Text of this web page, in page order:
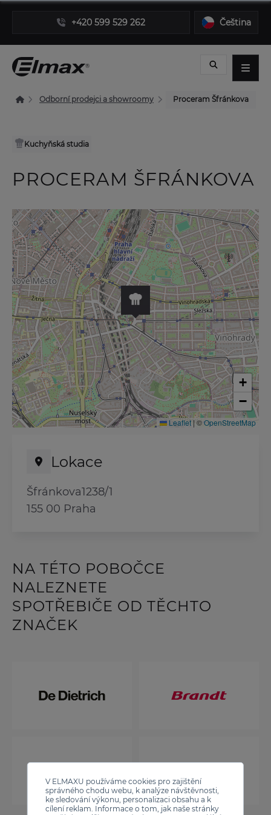
V ELMAXU používáme cookies pro zajištění
správného chodu webu, k analýze návštěvnosti,
ke sledování výkonu, personalizaci obsahu a k
cílení reklam. Informace o tom, jak naše stránky
+420 599 529 262 Čeština
Odborní prodejci a showroomy Proceram Šfránkova
Kuchyňská studia
PROCERAM ŠFRÁNKOVA
Lokace
Šfránkova1238/1
155 00 Praha
+
−
Leaflet | ©OpenStreetMap
NA TÉTO POBOČCE
NALEZNETE
SPOTŘEBIČE OD TĚCHTO
ZNAČEK